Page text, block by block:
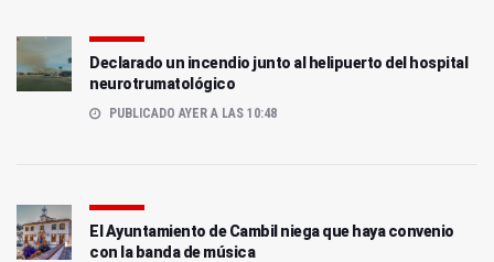
Declarado un incendio junto al helipuerto del hospital
neurotrumatológico
PUBLICADO AYER A LAS 10:48
El Ayuntamiento de Cambil niega que haya convenio
con la banda de música